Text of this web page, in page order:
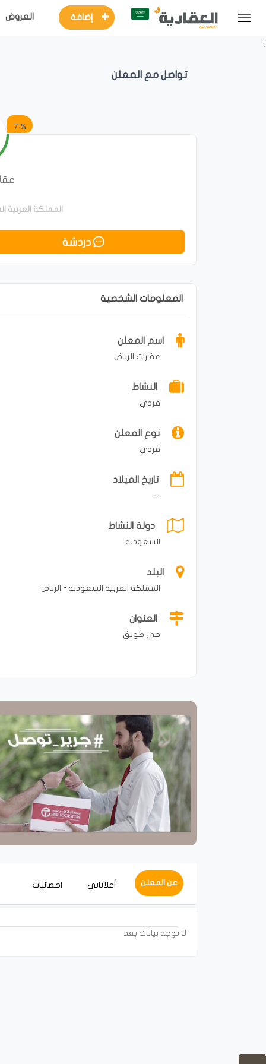
;
إضافة العروض
تواصل مع المعلن
71%
المملكة العربية
دردشة
المعلومات الشخصية
اسم المعلن
عقارات الرياض
النشاط
فردي
نوع المعلن
فردي
تاريخ الميلاد
--
دولة النشاط
السعودية
البلد
المملكة العربية السعودية - الرياض
العنوان
حي طويق
عن المعلن أعلاناتي احصائيات
لا توجد بيانات بعد